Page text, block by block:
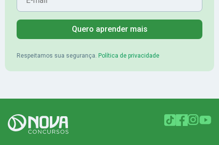
Quero aprender mais
Respeitamos sua segurança. Política de privacidade